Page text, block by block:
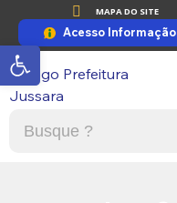
Abrir a barra de ferramentas
MAPA DO SITE
Acesso Informação